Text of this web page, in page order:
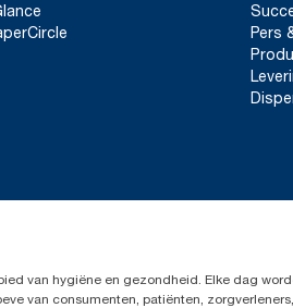
Pers
van hygiëne en gezondheid. Elke dag
van consumenten, patiënten,